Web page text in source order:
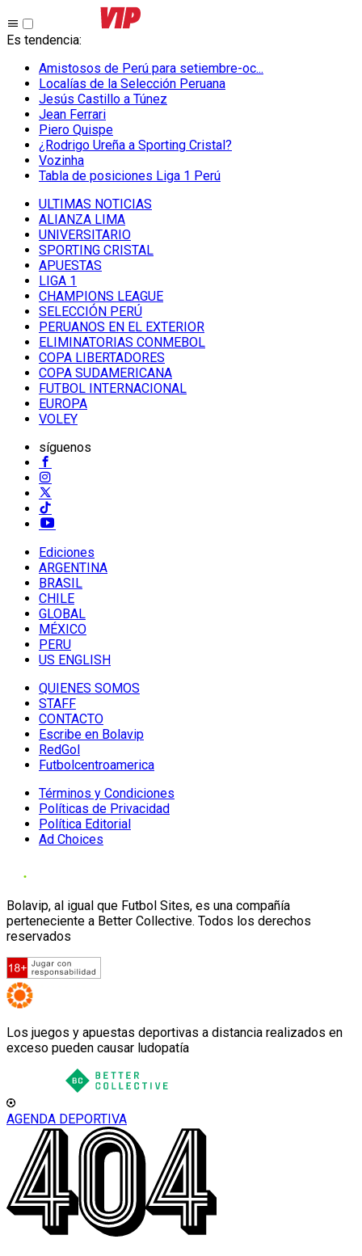
Es tendencia:
Amistosos de Perú para setiembre-oc...
Localías de la Selección Peruana
Jesús Castillo a Túnez
Jean Ferrari
Piero Quispe
¿Rodrigo Ureña a Sporting Cristal?
Vozinha
Tabla de posiciones Liga 1 Perú
ULTIMAS NOTICIAS
ALIANZA LIMA
UNIVERSITARIO
SPORTING CRISTAL
APUESTAS
LIGA 1
CHAMPIONS LEAGUE
SELECCIÓN PERÚ
PERUANOS EN EL EXTERIOR
ELIMINATORIAS CONMEBOL
COPA LIBERTADORES
COPA SUDAMERICANA
FUTBOL INTERNACIONAL
EUROPA
VOLEY
síguenos
Ediciones
ARGENTINA
BRASIL
CHILE
GLOBAL
MÉXICO
PERU
US ENGLISH
QUIENES SOMOS
STAFF
CONTACTO
Escribe en Bolavip
RedGol
Futbolcentroamerica
Términos y Condiciones
Políticas de Privacidad
Política Editorial
Ad Choices
Bolavip, al igual que Futbol Sites, es una compañía
perteneciente a Better Collective. Todos los derechos
reservados
Los juegos y apuestas deportivas a distancia realizados en
exceso pueden causar ludopatía
AGENDA DEPORTIVA